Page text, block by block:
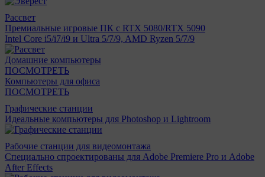
Рассвет
Премиальные игровые ПК с RTX 5080/RTX 5090
Intel Core i5/i7/i9 и Ultra 5/7/9, AMD Ryzen 5/7/9
Домашние компьютеры
ПОСМОТРЕТЬ
Компьютеры для офиса
ПОСМОТРЕТЬ
Графические станции
Идеальные компьютеры для Photoshop и Lightroom
Рабочие станции для видеомонтажа
Специально спроектированы для Adobe Premiere Pro и Adobe
After Effects